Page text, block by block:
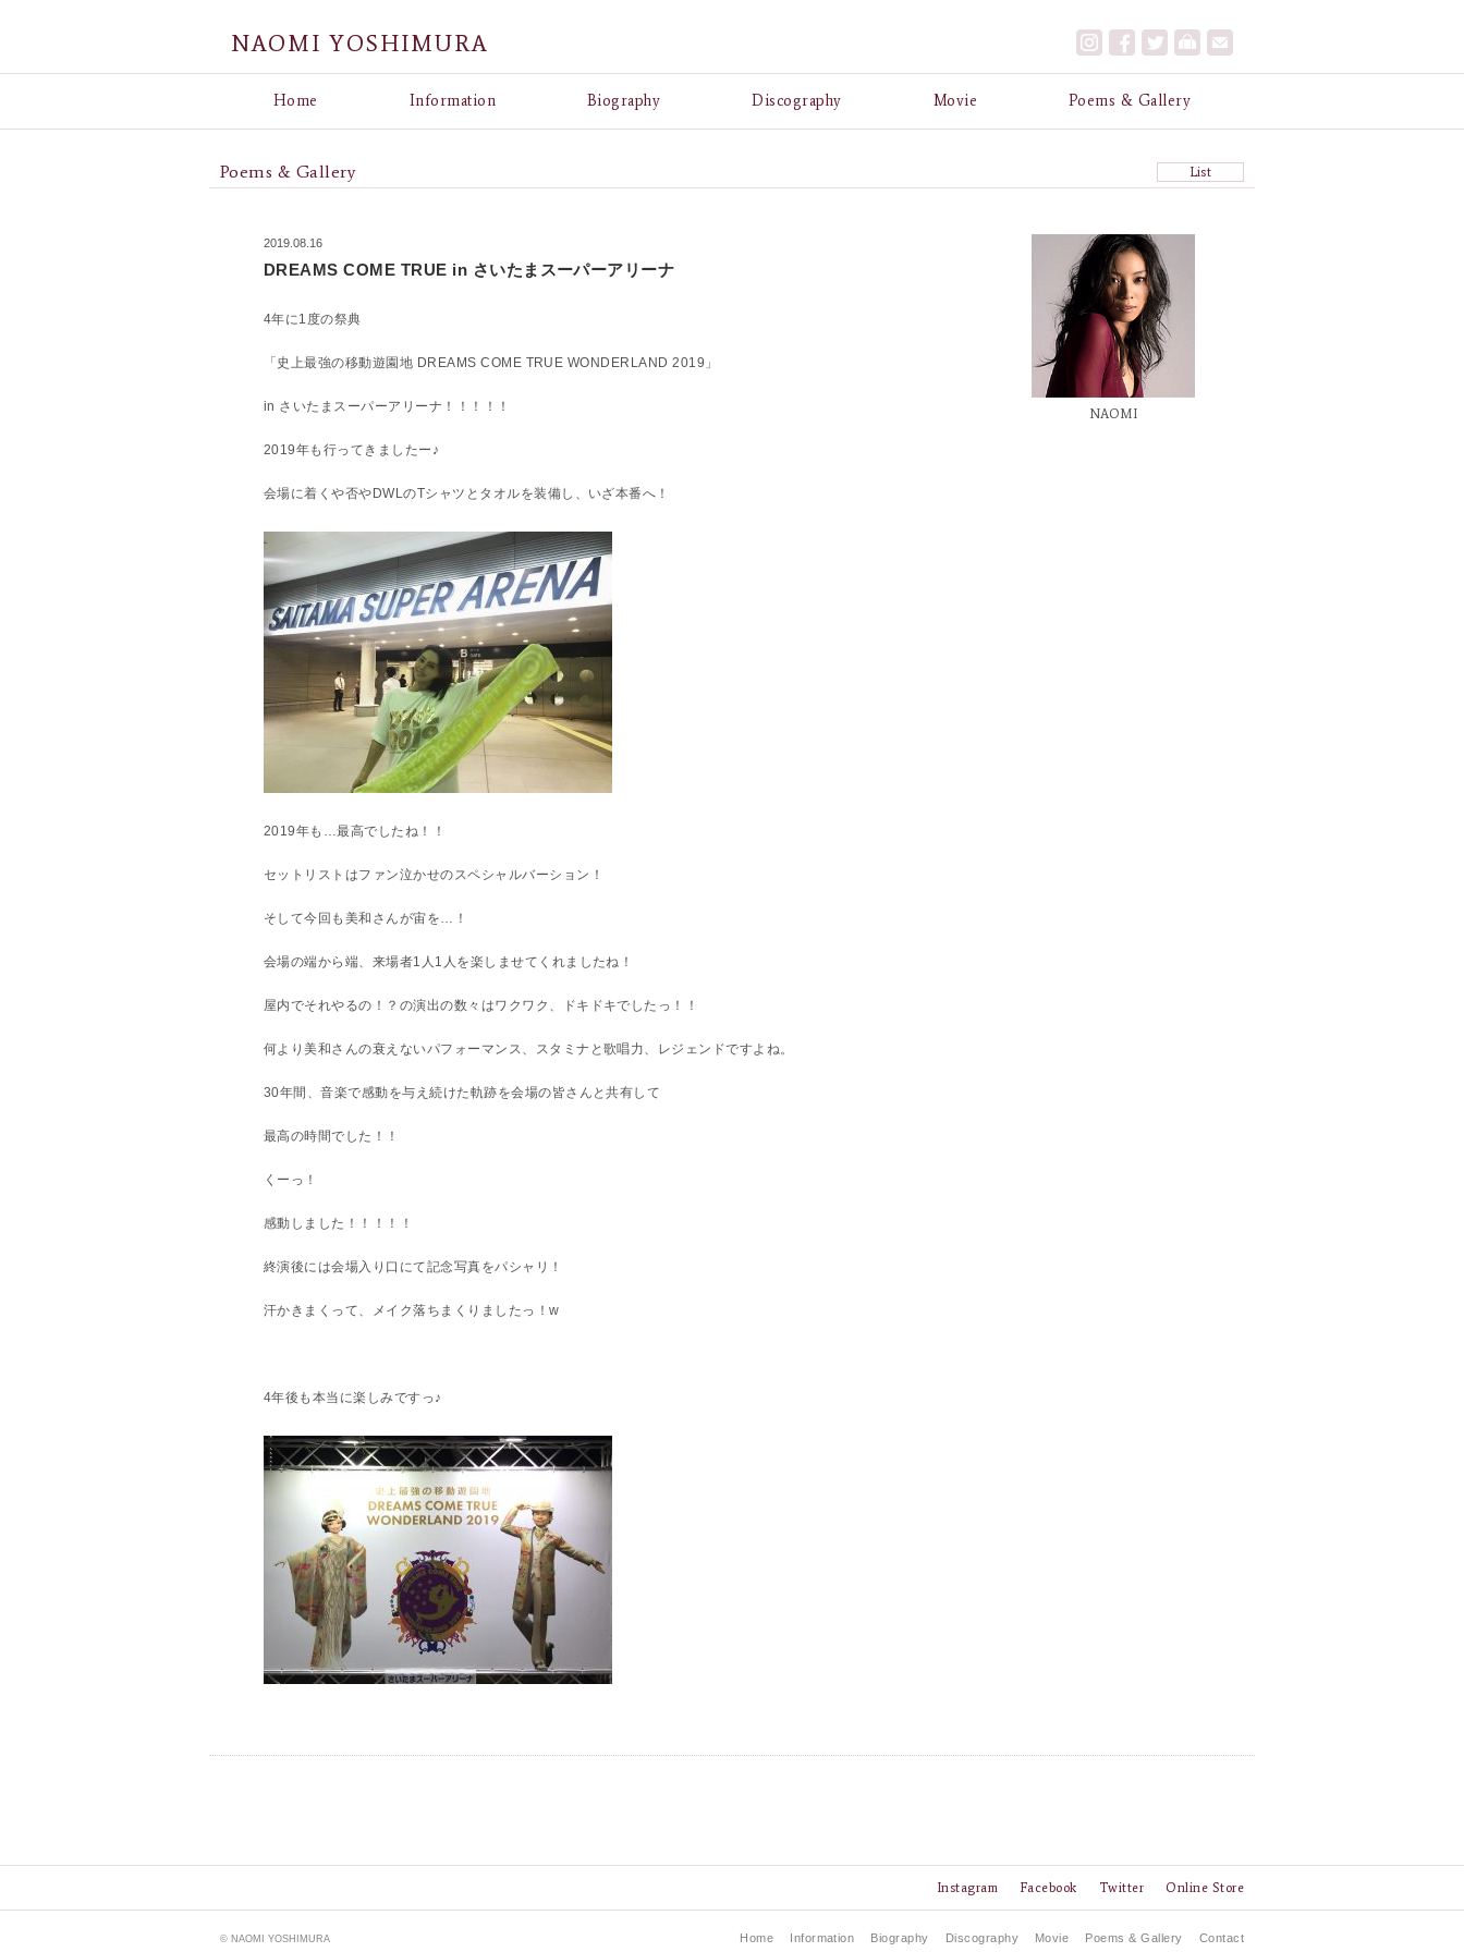
NAOMI YOSHIMURA
Home Information Biography Discography Movie Poems & Gallery
List
Poems & Gallery
NAOMI
2019.08.16
DREAMS COME TRUE in さいたまスーパーアリーナ
4年に1度の祭典
「史上最強の移動遊園地 DREAMS COME TRUE WONDERLAND 2019」
in さいたまスーパーアリーナ！！！！！
2019年も行ってきましたー♪
会場に着くや否やDWLのTシャツとタオルを装備し、いざ本番へ！
2019年も…最高でしたね！！
セットリストはファン泣かせのスペシャルバーション！
そして今回も美和さんが宙を…！
会場の端から端、来場者1人1人を楽しませてくれましたね！
屋内でそれやるの！？の演出の数々はワクワク、ドキドキでしたっ！！
何より美和さんの衰えないパフォーマンス、スタミナと歌唱力、レジェンドですよね。
30年間、音楽で感動を与え続けた軌跡を会場の皆さんと共有して
最高の時間でした！！
くーっ！
感動しました！！！！！
終演後には会場入り口にて記念写真をパシャリ！
汗かきまくって、メイク落ちまくりましたっ！w
4年後も本当に楽しみですっ♪
Online Store
Twitter
Facebook
Instagram
Home Information Biography Discography Movie Poems & Gallery Contact
© NAOMI YOSHIMURA